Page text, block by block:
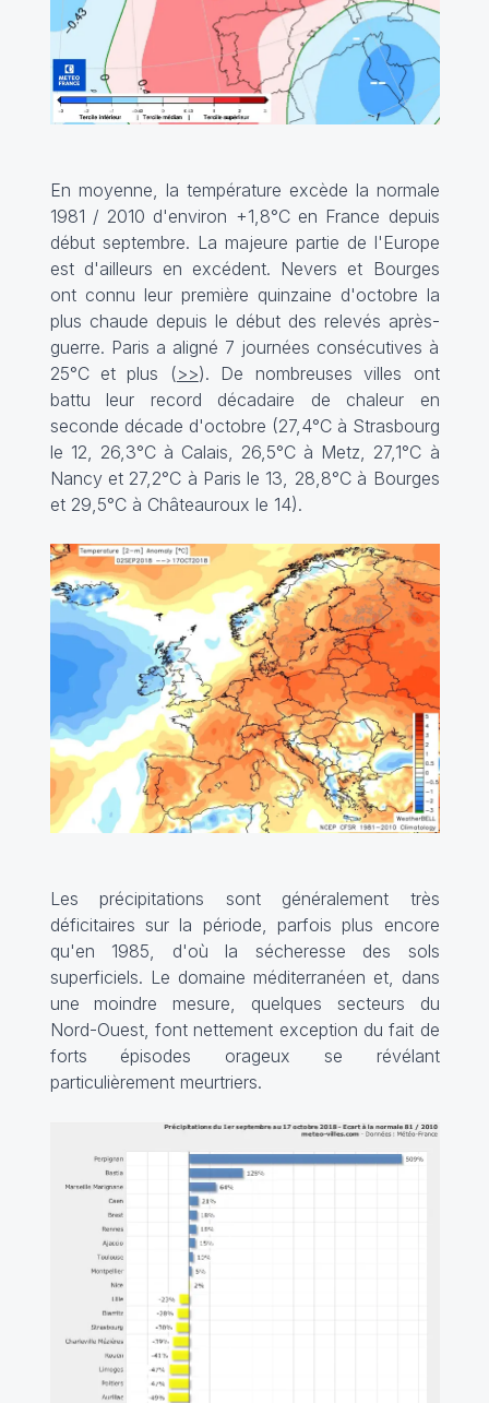
En moyenne, la température excède la normale
1981 / 2010 d'environ +1,8°C en France depuis
début septembre. La majeure partie de l'Europe
est d'ailleurs en excédent. Nevers et Bourges
ont connu leur première quinzaine d'octobre la
plus chaude depuis le début des relevés après-
guerre. Paris a aligné 7 journées consécutives à
25°C et plus (>>). De nombreuses villes ont
battu leur record décadaire de chaleur en
seconde décade d'octobre (27,4°C à Strasbourg
le 12, 26,3°C à Calais, 26,5°C à Metz, 27,1°C à
Nancy et 27,2°C à Paris le 13, 28,8°C à Bourges
et 29,5°C à Châteauroux le 14).
Les précipitations sont généralement très
déficitaires sur la période, parfois plus encore
qu'en 1985, d'où la sécheresse des sols
superficiels. Le domaine méditerranéen et, dans
une moindre mesure, quelques secteurs du
Nord-Ouest, font nettement exception du fait de
forts épisodes orageux se révélant
particulièrement meurtriers.